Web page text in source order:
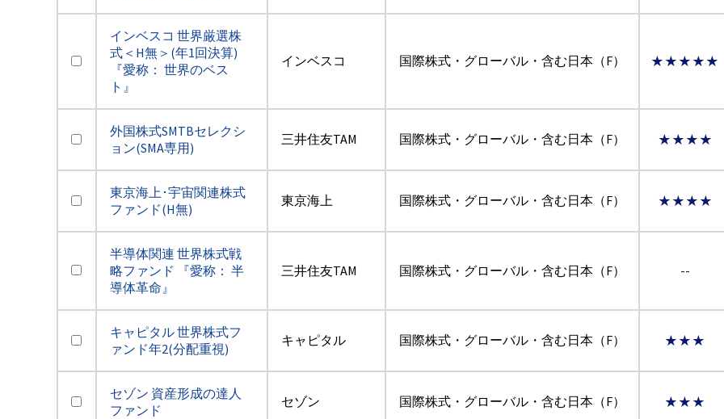
インベスコ 世界厳選株
式＜H無＞(年1回決算)
『愛称： 世界のベス
ト』
インベスコ 国際株式・グローバル・含む日本（F） ★★★★★
外国株式SMTBセレクシ
ョン(SMA専用)
三井住友TAM 国際株式・グローバル・含む日本（F） ★★★★
東京海上･宇宙関連株式
ファンド(H無)
東京海上 国際株式・グローバル・含む日本（F） ★★★★
半導体関連 世界株式戦
略ファンド 『愛称： 半
導体革命』
三井住友TAM 国際株式・グローバル・含む日本（F） --
キャピタル 世界株式フ
ァンド年2(分配重視)
キャピタル 国際株式・グローバル・含む日本（F） ★★★
セゾン 資産形成の達人
ファンド
セゾン 国際株式・グローバル・含む日本（F） ★★★